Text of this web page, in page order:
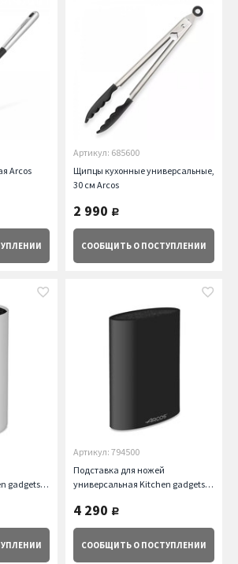
Arcos
Артикул: 685600
Щипцы кухонные универсальные,
30 см Arcos
2 990 руб.
СООБЩИТЬ О ПОСТУПЛЕНИИ
gadgets,
Артикул: 794500
Подставка для ножей
универсальная Kitchen gadgets,
4 290 руб.
СООБЩИТЬ О ПОСТУПЛЕНИИ